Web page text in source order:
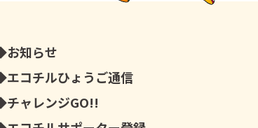
お知らせ
エコチルひょうご通信
チャレンジGO!!